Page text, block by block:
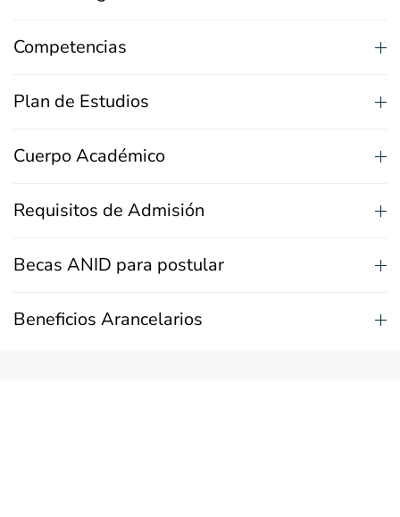
Competencias
Plan de Estudios
Cuerpo Académico
Requisitos de Admisión
Becas ANID para postular
Beneficios Arancelarios